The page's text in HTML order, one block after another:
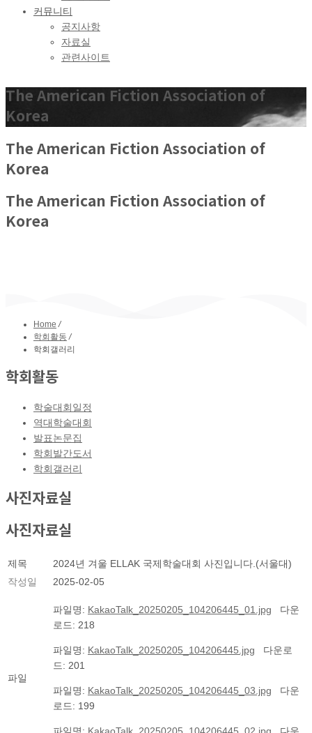
커뮤니티
공지사항
자료실
관련사이트
The American Fiction Association of
Korea
The American Fiction Association of
Korea
The American Fiction Association of
Korea
Home /
학회활동 /
학회갤러리
학회활동
학술대회일정
역대학술대회
발표논문집
학회발간도서
학회갤러리
사진자료실
사진자료실
제목
2024년 겨울 ELLAK 국제학술대회 사진입니다.(서울대)
작성일
2025-02-05
파일
파일명: KakaoTalk_20250205_104206445_01.jpg 다운
로드: 218
파일명: KakaoTalk_20250205_104206445.jpg 다운로
드: 201
파일명: KakaoTalk_20250205_104206445_03.jpg 다운
로드: 199
파일명: KakaoTalk_20250205_104206445_02.jpg 다운